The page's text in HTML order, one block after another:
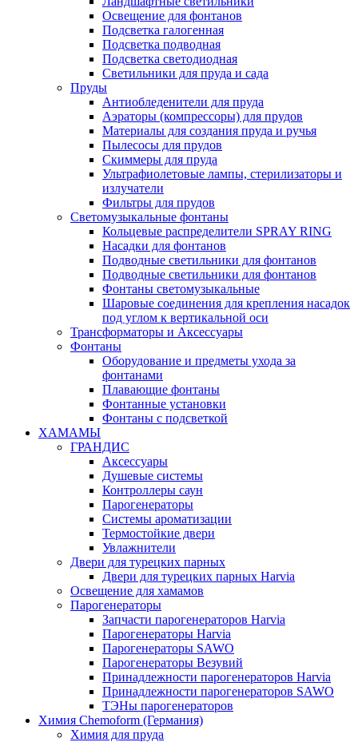
Освещение для фонтанов
Подсветка галогенная
Подсветка подводная
Подсветка светодиодная
Светильники для пруда и сада
Пруды
Антиобледенители для пруда
Аэраторы (компрессоры) для прудов
Материалы для создания пруда и ручья
Пылесосы для прудов
Скиммеры для пруда
Ультрафиолетовые лампы, стерилизаторы и
излучатели
Фильтры для прудов
Светомузыкальные фонтаны
Кольцевые распределители SPRAY RING
Насадки для фонтанов
Подводные светильники для фонтанов
Подводные светильники для фонтанов
Фонтаны светомузыкальные
Шаровые соединения для крепления насадок
под углом к вертикальной оси
Трансформаторы и Аксессуары
Фонтаны
Оборудование и предметы ухода за
фонтанами
Плавающие фонтаны
Фонтанные установки
Фонтаны с подсветкой
ХАМАМЫ
ГРАНДИС
Аксессуары
Душевые системы
Контроллеры саун
Парогенераторы
Системы ароматизации
Термостойкие двери
Увлажнители
Двери для турецких парных
Двери для турецких парных Harvia
Освещение для хамамов
Парогенераторы
Запчасти парогенераторов Harvia
Парогенераторы Harvia
Парогенераторы SAWO
Парогенераторы Везувий
Принадлежности парогенераторов Harvia
Принадлежности парогенераторов SAWO
ТЭНы парогенераторов
Химия Chemoform (Германия)
Химия для пруда